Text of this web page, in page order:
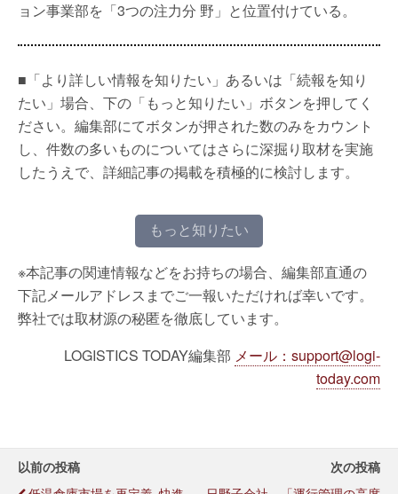
ョン事業部を「3つの注力分 野」と位置付けている。
■「より詳しい情報を知りたい」あるいは「続報を知り
たい」場合、下の「もっと知りたい」ボタンを押してく
ださい。編集部にてボタンが押された数のみをカウント
し、件数の多いものについてはさらに深掘り取材を実施
したうえで、詳細記事の掲載を積極的に検討します。
もっと知りたい
※本記事の関連情報などをお持ちの場合、編集部直通の
下記メールアドレスまでご一報いただければ幸いです。
弊社では取材源の秘匿を徹底しています。
LOGISTICS TODAY編集部 メール：support@logi-
today.com
以前の投稿 次の投稿